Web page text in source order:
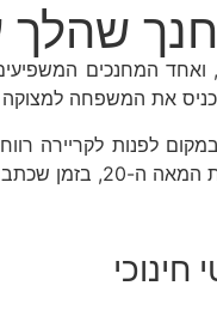
שהלך
לפנות לקריירה
ציבורית בזכות ספרו
חינוכי